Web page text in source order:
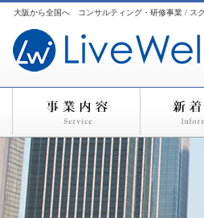
大阪から全国へ コンサルティング・研修事業 / ス